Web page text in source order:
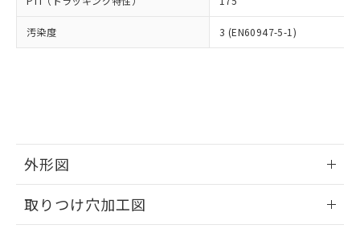
汚染度 3 (EN60947-5-1)
外形図
取りつけ穴加工図
※当社の共同利用者とは、"個人情報
の「1.共同利
用者の範囲」に記載されている法人を
51物質の非含有証明書（当社基準）
※本証明書は発行日時点で非含有を証明す
るもので、過去に遡って非含有を証明する
していることから、特段のことがない限
り、2022年1月12日より割愛しておりま
す。